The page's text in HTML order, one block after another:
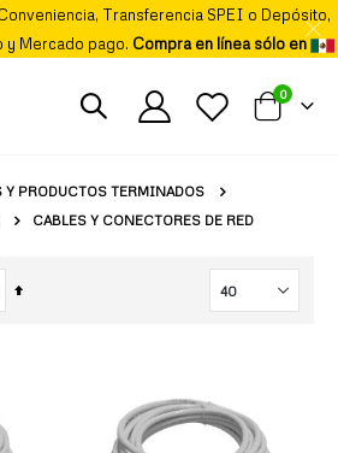
Transferencia SPEI o Depósito,
y Mercado pago. Compra en línea sólo en
Mi carrito
0
Y PRODUCTOS TERMINADOS
CABLES Y CONECTORES DE RED
Fijar